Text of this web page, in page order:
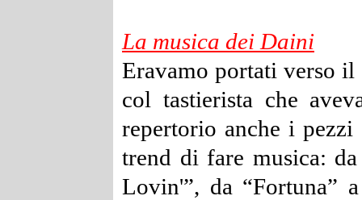
La musica dei Daini
Eravamo portati verso
col tastierista che
repertorio anche i
trend di fare musica:
Lovin'”, da “Fortuna”